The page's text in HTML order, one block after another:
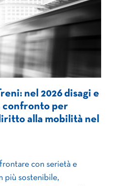
nel 2026 disagi e
confronto per
alla mobilità nel
con serietà e
più sostenibile,